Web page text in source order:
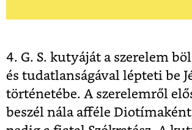
4. G. S. kutyáját a szerelem
és tudatlanságával lépteti be
történetébe. A szerelemről
beszél nála afféle